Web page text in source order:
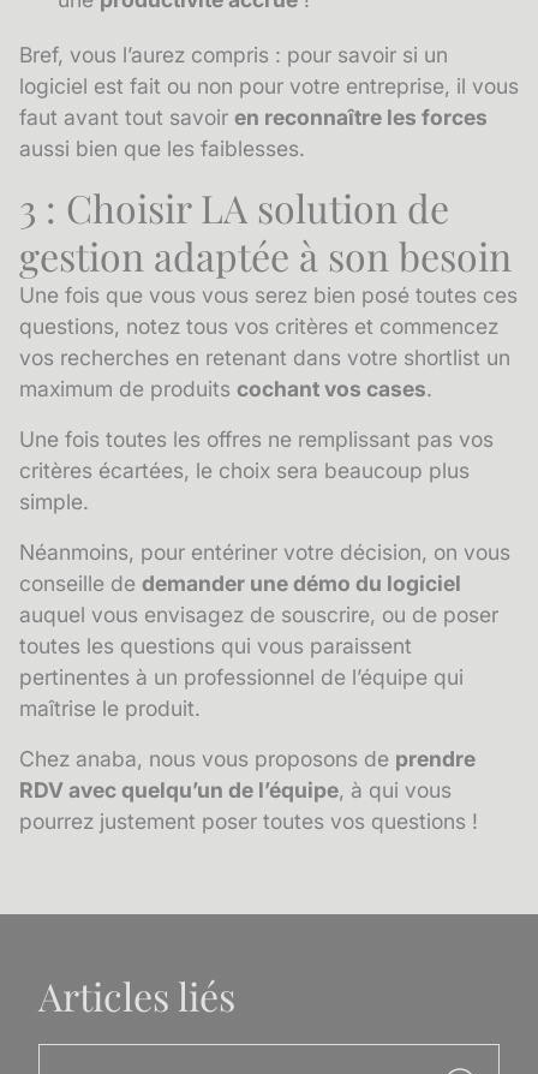
Bref, vous l’aurez compris : pour savoir si un
logiciel est fait ou non pour votre entreprise, il vous
faut avant tout savoir en reconnaître les forces
aussi bien que les faiblesses.
3 : Choisir LA solution de
gestion adaptée à son besoin
Une fois que vous vous serez bien posé toutes ces
questions, notez tous vos critères et commencez
vos recherches en retenant dans votre shortlist un
maximum de produits cochant vos cases.
Une fois toutes les offres ne remplissant pas vos
critères écartées, le choix sera beaucoup plus
simple.
Néanmoins, pour entériner votre décision, on vous
conseille de demander une démo du logiciel
auquel vous envisagez de souscrire, ou de poser
toutes les questions qui vous paraissent
pertinentes à un professionnel de l’équipe qui
maîtrise le produit.
Chez anaba, nous vous proposons de prendre
RDV avec quelqu’un de l’équipe, à qui vous
pourrez justement poser toutes vos questions !
Articles liés